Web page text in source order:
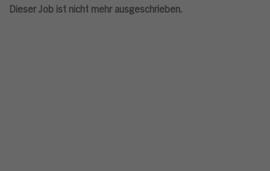
Dieser Job ist nicht mehr ausgeschrieben.